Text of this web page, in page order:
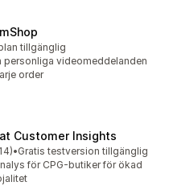
tillgänglig
personliga videomeddelanden
order
Customer Insights
stjärnor
totalt
•Gratis testversion tillgänglig
för CPG-butiker för ökad